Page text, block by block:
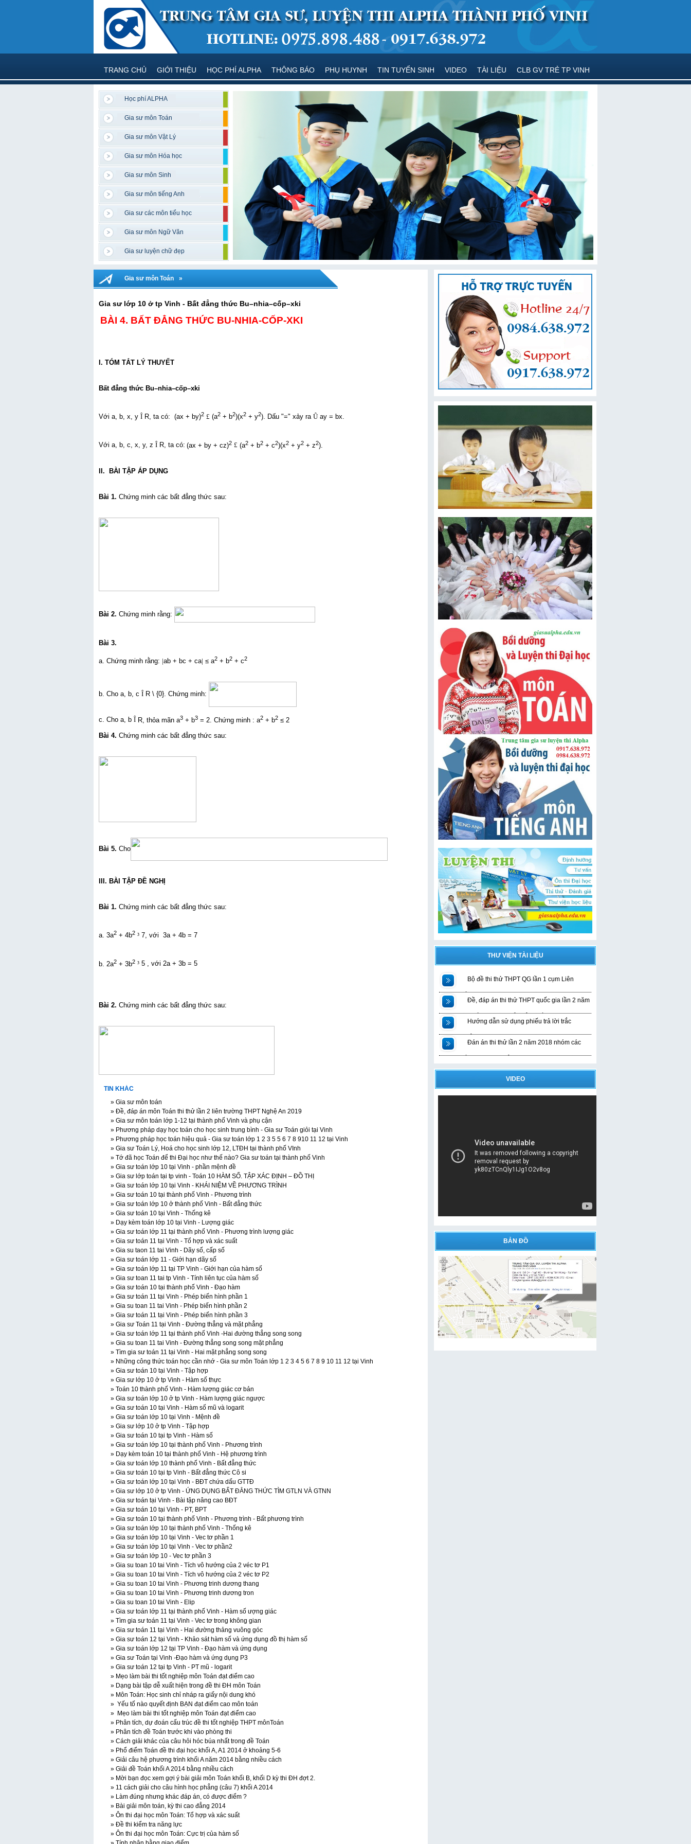
TRANG CHỦ GIỚI THIỆU HỌC PHÍ ALPHA THÔNG BÁO PHỤ HUYNH TIN TUYỂN SINH VIDEO TÀI LIỆU CLB GV TRẺ TP VINH
Học phí ALPHA
Gia sư môn Toán
Gia sư môn Vật Lý
Gia sư môn Hóa học
Gia sư môn Sinh
Gia sư môn tiếng Anh
Gia sư các môn tiểu học
Gia sư môn Ngữ Văn
Gia sư luyện chữ đẹp
Gia sư môn Toán »
Gia sư lớp 10 ở tp Vinh - Bất đẳng thức Bu–nhia–cốp–xki
BÀI 4. BẤT ĐẲNG THỨC BU-NHIA-CỐP-XKI
I. TÓM TẮT LÝ THUYẾT
Bất đẳng thức Bu–nhia–cốp–xki
Với a, b, x, y Î R, ta có: (ax + by)2 £ (a2 + b2)(x2 + y2). Dấu "=" xảy ra Û ay = bx.
Với a, b, c, x, y, z Î R, ta có: (ax + by + cz)2 £ (a2 + b2 + c2)(x2 + y2 + z2).
II. BÀI TẬP ÁP DỤNG
Bài 1. Chứng minh các bất đẳng thức sau:
Bài 2. Chứng minh rằng:
Bài 3.
a. Chứng minh rằng: |ab + bc + ca| ≤ a2 + b2 + c2
b. Cho a, b, c Î R \ {0}. Chứng minh:
c. Cho a, b Î R, thỏa mãn a3 + b3 = 2. Chứng minh : a2 + b2 ≤ 2
Bài 4. Chứng minh các bất đẳng thức sau:
Bài 5. Cho
III. BÀI TẬP ĐỀ NGHỊ
Bài 1. Chứng minh các bất đẳng thức sau:
a. 3a2 + 4b2 ³ 7, với 3a + 4b = 7
b. 2a2 + 3b2 ³ 5 , với 2a + 3b = 5
Bài 2. Chứng minh các bất đẳng thức sau:
TIN KHÁC
» Gia sư môn toán
» Đề, đáp án môn Toán thi thử lần 2 liên trường THPT Nghệ An 2019
» Gia sư môn toán lớp 1-12 tại thành phố Vinh và phụ cận
» Phương pháp dạy học toán cho học sinh trung bình - Gia sư Toán giỏi tại Vinh
» Phương pháp học toán hiệu quả - Gia sư toán lớp 1 2 3 5 5 6 7 8 910 11 12 tại Vinh
» Gia sư Toán Lý, Hoá cho học sinh lớp 12, LTĐH tại thành phố VInh
» Tớ đã học Toán để thi Đại học như thế nào? Gia sư toán tại thành phố Vinh
» Gia sư toán lớp 10 tại Vinh - phần mệnh đề
» Gia sư lớp toán tại tp vinh - Toán 10 HÀM SỐ. TẬP XÁC ĐỊNH – ĐỒ THỊ
» Gia sư toán lớp 10 tại Vinh - KHÁI NIỆM VỀ PHƯƠNG TRÌNH
» Gia sư toán 10 tại thành phố Vinh - Phương trình
» Gia sư toán lớp 10 ở thành phố Vinh - Bất đẳng thức
» Gia sư toán 10 tại Vinh - Thống kê
» Dạy kèm toán lớp 10 tại Vinh - Lượng giác
» Gia sư toán lớp 11 tại thành phố Vinh - Phương trình lượng giác
» Gia sư toán 11 tại Vinh - Tổ hợp và xác suất
» Gia su taon 11 tai Vinh - Dãy số, cấp số
» Gia sư toán lớp 11 - Giới hạn dãy số
» Gia sư toán lớp 11 tại TP Vinh - Giới hạn của hàm số
» Gia sư toan 11 tai tp Vinh - Tính liên tục của hàm số
» Gia sư toán 10 tại thành phố Vinh - Đạo hàm
» Gia sư toán 11 tại Vinh - Phép biến hình phần 1
» Gia su toan 11 tai Vinh - Phép biến hình phần 2
» Gia sư toán 11 tại Vinh - Phép biến hình phần 3
» Gia sư Toán 11 tại Vinh - Đường thẳng và mặt phẳng
» Gia sư toán lớp 11 tại thành phố Vinh -Hai đường thẳng song song
» Gia su toan 11 tai Vinh - Đường thẳng song song mặt phẳng
» Tìm gia sư toán 11 tại Vinh - Hai mặt phẳng song song
» Những công thức toán học cần nhớ - Gia sư môn Toán lớp 1 2 3 4 5 6 7 8 9 10 11 12 tại Vinh
» Gia sư toán 10 tại Vinh - Tập hợp
» Gia sư lớp 10 ở tp Vinh - Hàm số thực
» Toán 10 thành phố Vinh - Hàm lượng giác cơ bản
» Gia sư toán lớp 10 ở tp Vinh - Hàm lượng giác ngược
» Gia sư toán 10 tại Vinh - Hàm số mũ và logarit
» Gia sư toán lớp 10 tại Vinh - Mệnh đề
» Gia sư lớp 10 ở tp Vinh - Tập hợp
» Gia sư toán 10 tại tp Vinh - Hàm số
» Gia sư toán lớp 10 tại thành phố Vinh - Phương trình
» Dạy kèm toán 10 tại thành phố Vinh - Hệ phương trình
» Gia sư toán lớp 10 thành phố Vinh - Bất đẳng thức
» Gia sư toán 10 tại tp Vinh - Bất đẳng thức Cô si
» Gia sư toán lớp 10 tại Vinh - BĐT chứa dấu GTTĐ
» Gia sư lớp 10 ở tp Vinh - ỨNG DỤNG BẤT ĐẲNG THỨC TÌM GTLN VÀ GTNN
» Gia sư toán tại Vinh - Bài tập nâng cao BĐT
» Gia sư toán 10 tại Vinh - PT, BPT
» Gia sư toán 10 tại thành phố Vinh - Phương trình - Bất phương trình
» Gia sư toán lớp 10 tại thành phố Vinh - Thống kê
» Gia sư toán lớp 10 tại Vinh - Vec tơ phần 1
» Gia sư toán lớp 10 tại Vinh - Vec tơ phần2
» Gia sư toán lớp 10 - Vec tơ phần 3
» Gia su toan 10 tai Vinh - Tích vô hướng của 2 véc tơ P1
» Gia su toan 10 tai Vinh - Tích vô hướng của 2 véc tơ P2
» Gia su toan 10 tai Vinh - Phương trinh dương thang
» Gia su toan 10 tai Vinh - Phương trinh dương tron
» Gia su toan 10 tai Vinh - Elip
» Gia sư toán lớp 11 tại thành phố Vinh - Hàm số ượng giác
» Tìm gia sư toán 11 tại Vinh - Vec tơ trong không gian
» Gia sư toán 11 tại Vinh - Hai đường thảng vuông góc
» Gia sư toán 12 tại Vinh - Khảo sát hàm số và ứng dụng đồ thị hàm số
» Gia sư toán lớp 12 tại TP Vinh - Đạo hàm và ứng dụng
» Gia sư Toán tại Vinh -Đạo hàm và ứng dụng P3
» Gia sư toán 12 tại tp Vinh - PT mũ - logarit
» Mẹo làm bài thi tốt nghiệp môn Toán đạt điểm cao
» Dạng bài tập dễ xuất hiện trong đề thi ĐH môn Toán
» Môn Toán: Học sinh chỉ nháp ra giấy nội dung khó
» Yếu tố nào quyết định BẠN đạt điểm cao môn toán
» Mẹo làm bài thi tốt nghiệp môn Toán đạt điểm cao
» Phân tích, dự đoán cấu trúc đề thi tốt nghiệp THPT mônToán
» Phân tích đề Toán trước khi vào phòng thi
» Cách giải khác của câu hỏi hóc búa nhất trong đề Toán
» Phổ điểm Toán đề thi đại học khối A, A1 2014 ở khoảng 5-6
» Giải câu hệ phương trình khối A năm 2014 bằng nhiều cách
» Giải đề Toán khối A 2014 bằng nhiều cách
» Mời bạn đọc xem gợi ý bài giải môn Toán khối B, khối D kỳ thi ĐH đợt 2.
» 11 cách giải cho câu hình học phẳng (câu 7) khối A 2014
» Làm đúng nhưng khác đáp án, có được điểm ?
» Bài giải môn toán, kỳ thi cao đẳng 2014
» Ôn thi đại học môn Toán: Tổ hợp và xác suất
» Đề thi kiểm tra năng lực
» Ôn thi đại học môn Toán: Cực trị của hàm số
THƯ VIỆN TÀI LIỆU
Bộ đề thi thử THPT QG lần 1 cụm Liên
trường
Đề, đáp án thi thử THPT quốc gia lần 2 năm
2019 bài thi KHTN của liên trường
Hướng dẫn sử dụng phiếu trả lời trắc
nghiệm
Đán án thi thử lần 2 năm 2018 nhóm các
trường THPT Nghệ An
VIDEO
BẢN ĐỒ